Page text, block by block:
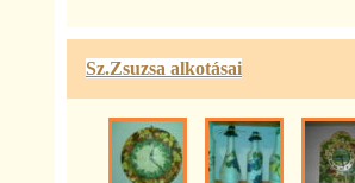
Sz.Zsuzsa alkotásai